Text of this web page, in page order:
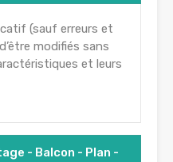
(sauf erreurs et
modifiés sans
et leurs
- Balcon - Plan -